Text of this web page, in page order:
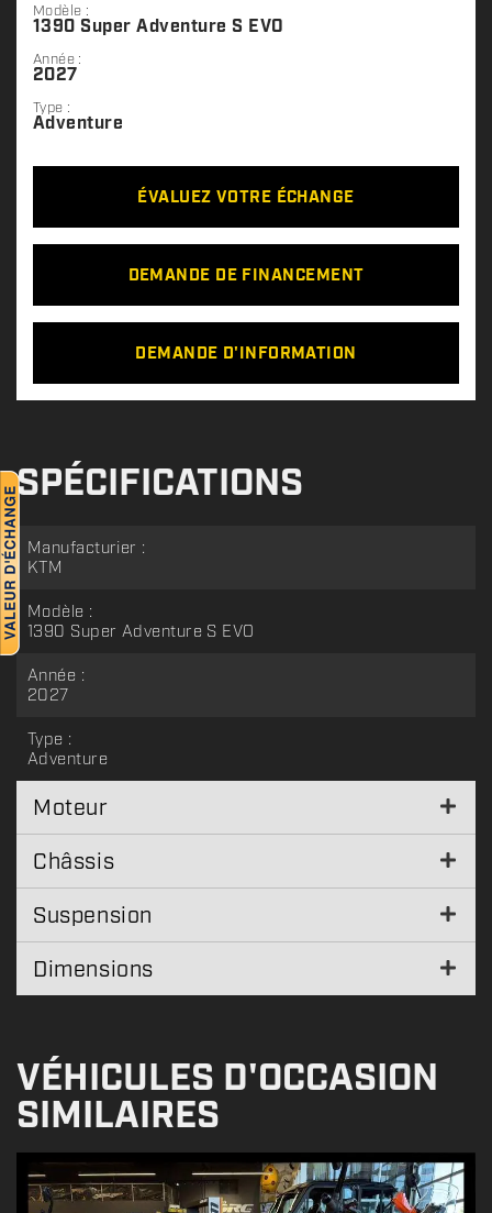
Modèle :
1390 Super Adventure S EVO
Année :
2027
Type :
Adventure
ÉVALUEZ VOTRE ÉCHANGE
DEMANDE DE FINANCEMENT
DEMANDE D'INFORMATION
SPÉCIFICATIONS
Manufacturier :
KTM
Modèle :
1390 Super Adventure S EVO
Année :
2027
Type :
Adventure
Moteur
Châssis
Suspension
Dimensions
VÉHICULES D'OCCASION
SIMILAIRES